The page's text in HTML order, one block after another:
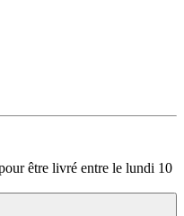
être livré entre le lundi 10